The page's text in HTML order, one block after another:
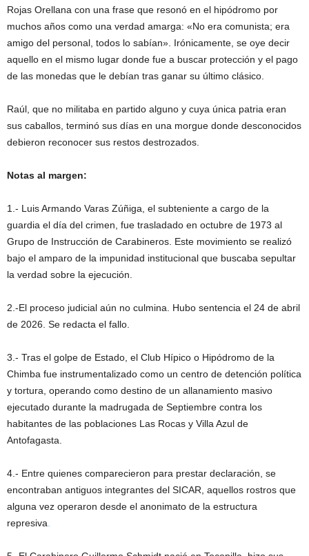
Rojas Orellana con una frase que resonó en el hipódromo por
muchos años como una verdad amarga: «No era comunista; era
amigo del personal, todos lo sabían». Irónicamente, se oye decir
aquello en el mismo lugar donde fue a buscar protección y el pago
de las monedas que le debían tras ganar su último clásico.
Raúl, que no militaba en partido alguno y cuya única patria eran
sus caballos, terminó sus días en una morgue donde desconocidos
debieron reconocer sus restos destrozados.
Notas al margen:
1.- Luis Armando Varas Zúñiga, el subteniente a cargo de la
guardia el día del crimen, fue trasladado en octubre de 1973 al
Grupo de Instrucción de Carabineros. Este movimiento se realizó
bajo el amparo de la impunidad institucional que buscaba sepultar
la verdad sobre la ejecución.
2.-El proceso judicial aún no culmina. Hubo sentencia el 24 de abril
de 2026. Se redacta el fallo.
3.- Tras el golpe de Estado, el Club Hípico o Hipódromo de la
Chimba fue instrumentalizado como un centro de detención política
y tortura, operando como destino de un allanamiento masivo
ejecutado durante la madrugada de Septiembre contra los
habitantes de las poblaciones Las Rocas y Villa Azul de
Antofagasta.
4.- Entre quienes comparecieron para prestar declaración, se
encontraban antiguos integrantes del SICAR, aquellos rostros que
alguna vez operaron desde el anonimato de la estructura
represiva